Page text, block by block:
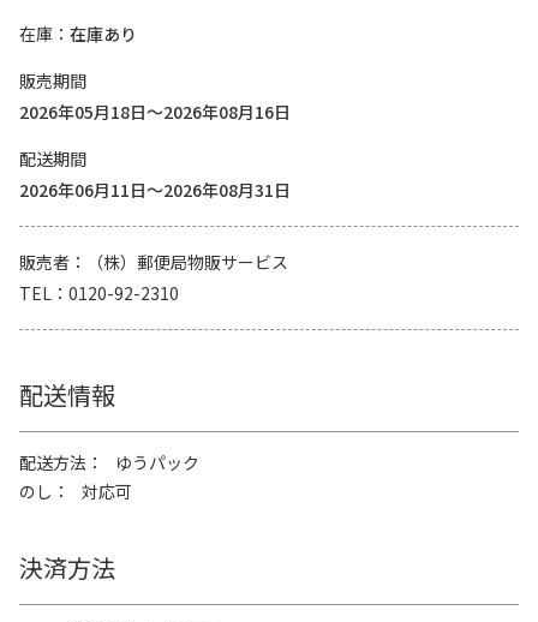
在庫
在庫あり
販売期間
2026年05月18日～2026年08月16日
配送期間
2026年06月11日～2026年08月31日
販売者
（株）郵便局物販サービス
TEL
0120-92-2310
配送情報
配送方法
ゆうパック
のし
対応可
決済方法